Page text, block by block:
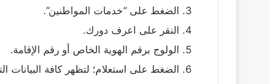
الضغط على “خدمات المواطنين”.
النقر على اعرف دورك.
الولوج برقم الهوية الخاص أو رقم الإقامة.
الضغط على استعلام؛ لتظهر كافة البيانات